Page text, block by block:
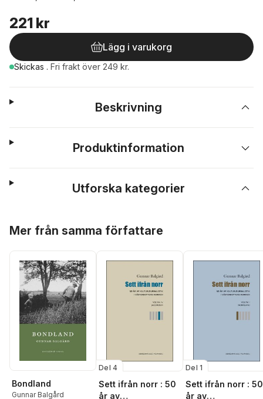
221 kr
Lägg i varukorg
Skickas . Fri frakt över 249 kr.
Beskrivning
Produktinformation
Utforska kategorier
Mer från samma författare
Bondland
Gunnar Balgård
Del 4
Sett ifrån norr : 50
år av
Del 1
Sett ifrån norr : 50
år av